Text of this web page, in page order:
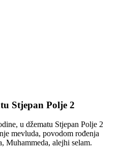
Stjepan Polje 2
u džematu Stjepan Polje 2
mevluda, povodom rođenja
Muhammeda, alejhi selam.